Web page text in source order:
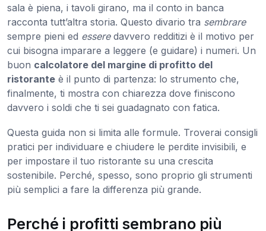
sala è piena, i tavoli girano, ma il conto in banca
racconta tutt’altra storia. Questo divario tra sembrare
sempre pieni ed esseredavvero redditizi è il motivo per
cui bisogna imparare a leggere (e guidare) i numeri. Un
buon calcolatore del margine di profitto del
ristorante è il punto di partenza: lo strumento che,
finalmente, ti mostra con chiarezza dove finiscono
davvero i soldi che ti sei guadagnato con fatica.
Questa guida non si limita alle formule. Troverai consigli
pratici per individuare e chiudere le perdite invisibili, e
per impostare il tuo ristorante su una crescita
sostenibile. Perché, spesso, sono proprio gli strumenti
più semplici a fare la differenza più grande.
Perché i profitti sembrano più